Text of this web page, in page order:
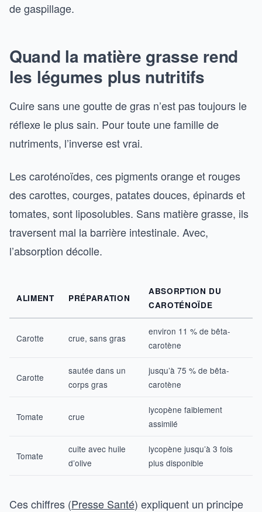
de gaspillage.
Quand la matière grasse rend
les légumes plus nutritifs
Cuire sans une goutte de gras n’est pas toujours le
réflexe le plus sain. Pour toute une famille de
nutriments, l’inverse est vrai.
Les caroténoïdes, ces pigments orange et rouges
des carottes, courges, patates douces, épinards et
tomates, sont liposolubles. Sans matière grasse, ils
traversent mal la barrière intestinale. Avec,
l’absorption décolle.
ALIMENT PRÉPARATION
ABSORPTION DU
CAROTÉNOÏDE
Carotte crue, sans gras
environ 11 % de bêta-
carotène
Carotte
sautée dans un
corps gras
jusqu’à 75 % de bêta-
carotène
Tomate crue
lycopène faiblement
assimilé
Tomate
cuite avec huile
d’olive
lycopène jusqu’à 3 fois
plus disponible
Ces chiffres (Presse Santé) expliquent un principe